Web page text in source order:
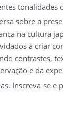
tonalidades
sobre a
na cultura
a criar
contrastes,
e da
Inscreva-se e